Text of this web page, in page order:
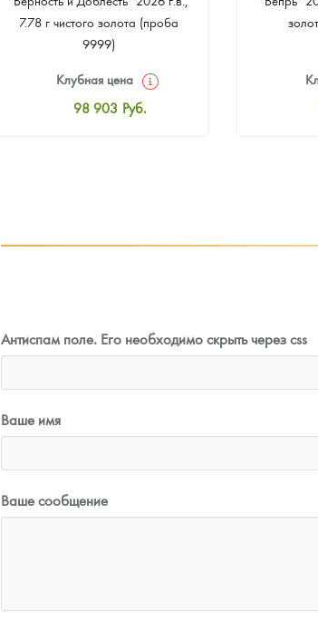
7.78 г чистого золота (проба
9999)
Клубная цена
98 903 Руб.
Антиспам поле. Его необходимо скрыть через css
Ваше имя
Ваше сообщение